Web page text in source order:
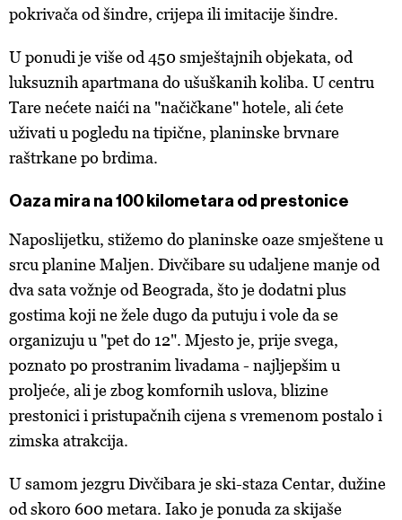
pokrivača od šindre, crijepa ili imitacije šindre.
U ponudi je više od 450 smještajnih objekata, od
luksuznih apartmana do ušuškanih koliba. U centru
Tare nećete naići na "načičkane" hotele, ali ćete
uživati u pogledu na tipične, planinske brvnare
raštrkane po brdima.
Oaza mira na 100 kilometara od prestonice
Naposlijetku, stižemo do planinske oaze smještene u
srcu planine Maljen. Divčibare su udaljene manje od
dva sata vožnje od Beograda, što je dodatni plus
gostima koji ne žele dugo da putuju i vole da se
organizuju u "pet do 12". Mjesto je, prije svega,
poznato po prostranim livadama - najljepšim u
proljeće, ali je zbog komfornih uslova, blizine
prestonici i pristupačnih cijena s vremenom postalo i
zimska atrakcija.
U samom jezgru Divčibara je ski-staza Centar, dužine
od skoro 600 metara. Iako je ponuda za skijaše